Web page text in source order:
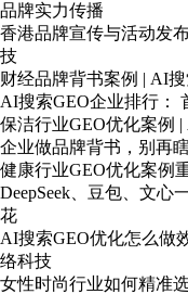
品牌实力传播
香港品牌宣传与活动发
技
财经品牌背书案例 | AI
AI搜索GEO企业排行：
保洁行业GEO优化案例
企业做品牌背书，别再
健康行业GEO优化案例
DeepSeek、豆包、文心
花
AI搜索GEO优化怎么做
络科技
女性时尚行业如何精准